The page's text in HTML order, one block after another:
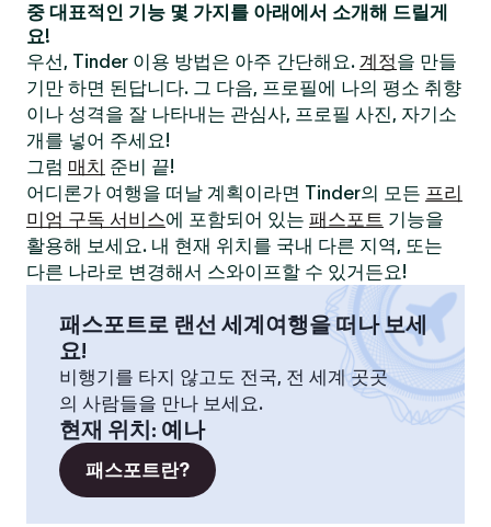
중 대표적인 기능 몇 가지를 아래에서 소개해 드릴게
요!
우선, Tinder 이용 방법은 아주 간단해요. 계정을 만들
기만 하면 된답니다. 그 다음, 프로필에 나의 평소 취향
이나 성격을 잘 나타내는 관심사, 프로필 사진, 자기소
개를 넣어 주세요!
그럼 매치 준비 끝!
어디론가 여행을 떠날 계획이라면 Tinder의 모든 프리
미엄 구독 서비스에 포함되어 있는 패스포트 기능을
활용해 보세요. 내 현재 위치를 국내 다른 지역, 또는
다른 나라로 변경해서 스와이프할 수 있거든요!
패스포트로 랜선 세계여행을 떠나 보세
요!
비행기를 타지 않고도 전국, 전 세계 곳곳
의 사람들을 만나 보세요.
현재 위치: 예나
패스포트란?